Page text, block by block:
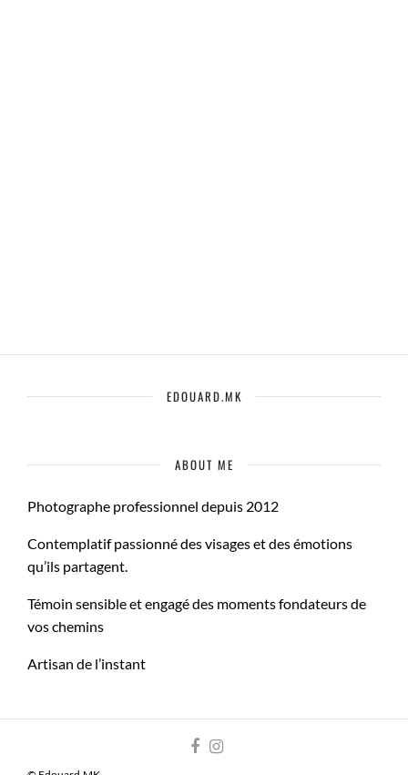
EDOUARD.MK
ABOUT ME
Photographe professionnel depuis 2012
Contemplatif passionné des visages et des émotions
qu’ils partagent.
Témoin sensible et engagé des moments fondateurs de
vos chemins
Artisan de l’instant